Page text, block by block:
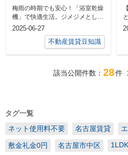
梅雨の時期でも安心！「浴室乾燥
機」で快適生活。ジメジメとした
梅雨の季節。「洗濯物が乾かな
い」「部屋干...
2025-06-27
不動産賃貸豆知識
該当公開件数： 28件
タグ一覧
ネット使用料不要
名古屋賃貸
敷金礼金0円 名古屋市中区 1LDK